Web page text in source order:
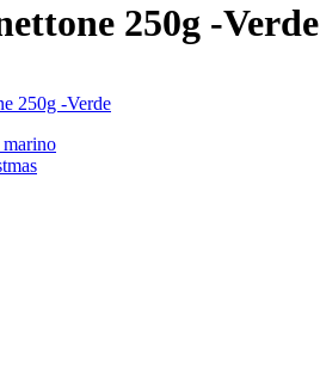
250g -Verde
250g -Verde